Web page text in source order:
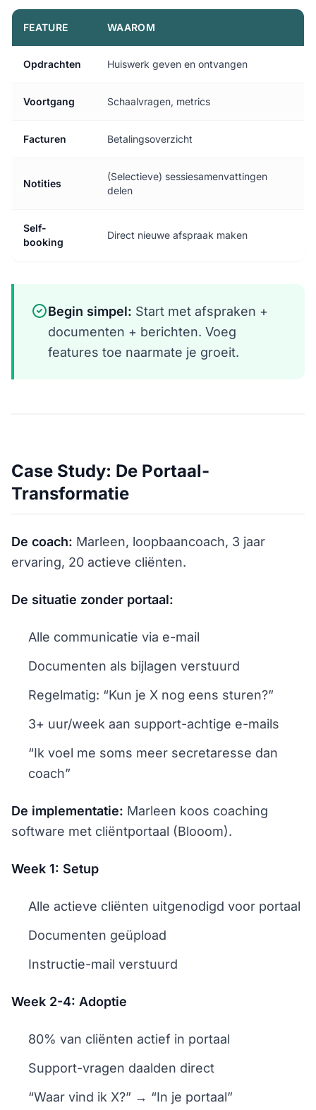
FEATURE WAAROM
Opdrachten Huiswerk geven en ontvangen
Voortgang Schaalvragen, metrics
Facturen Betalingsoverzicht
Notities
(Selectieve) sessiesamenvattingen
delen
Self-
booking
Direct nieuwe afspraak maken
Begin simpel: Start met afspraken +
documenten + berichten. Voeg
features toe naarmate je groeit.
Case Study: De Portaal-
Transformatie
De coach: Marleen, loopbaancoach, 3 jaar
ervaring, 20 actieve cliënten.
De situatie zonder portaal:
Alle communicatie via e-mail
Documenten als bijlagen verstuurd
Regelmatig: “Kun je X nog eens sturen?”
3+ uur/week aan support-achtige e-mails
“Ik voel me soms meer secretaresse dan
coach”
De implementatie: Marleen koos coaching
software met cliëntportaal (Blooom).
Week 1: Setup
Alle actieve cliënten uitgenodigd voor portaal
Documenten geüpload
Instructie-mail verstuurd
Week 2-4: Adoptie
80% van cliënten actief in portaal
Support-vragen daalden direct
“Waar vind ik X?” → “In je portaal”